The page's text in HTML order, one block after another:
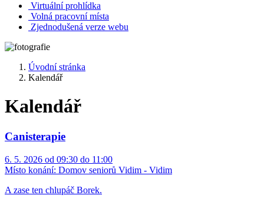
Virtuální prohlídka
Volná pracovní místa
Zjednodušená verze webu
Úvodní stránka
Kalendář
Kalendář
Canisterapie
6. 5. 2026 od 09:30 do 11:00
Místo konání: Domov seniorů Vidim - Vidim
A zase ten chlupáč Borek.